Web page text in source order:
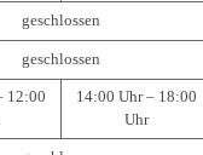
geschlossen
geschlossen
12:00
14:00 Uhr – 18:00
Uhr